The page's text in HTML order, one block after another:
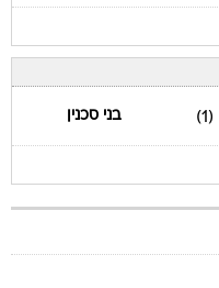
(1) בני סכנין